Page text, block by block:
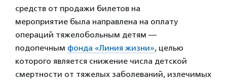
средств от продажи билетов на
мероприятие была направлена на оплату
операций тяжелобольным детям —
подопечным фонда «Линия жизни», целью
которого является снижение числа детской
смертности от тяжелых заболеваний, излечимых